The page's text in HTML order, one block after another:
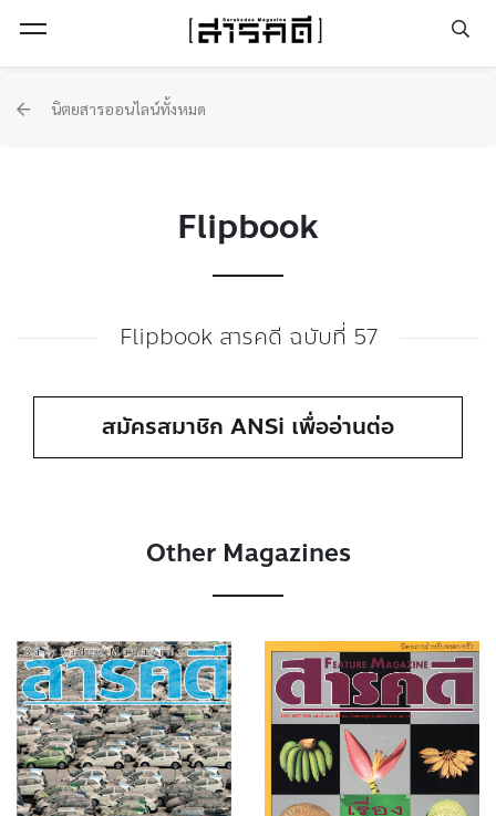
นิตยสารออนไลน์ทั้งหมด
Flipbook
Flipbook สารคดี ฉบับที่ 57
สมัครสมาชิก ANSi เพื่ออ่านต่อ
Other Magazines